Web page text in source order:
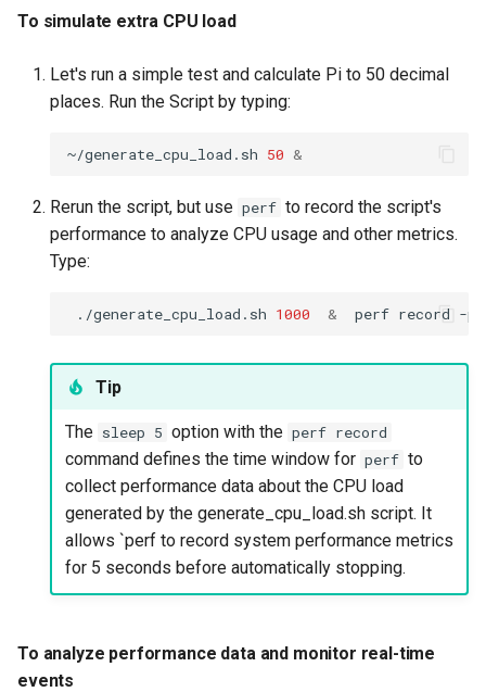
transient service
limit for a transient
To set CPU resource limit
for a transient service
To create a transient timer
To stop and clean up
transient systemd units
Exercise 10
schedtool
To install schedtool
process script
To simulate extra CPU load
Let's run a simple test and calculate Pi to 50 decimal
places. Run the Script by typing:
~/generate_cpu_load.sh 50 &
Rerun the script, but use perf to record the script's
performance to analyze CPU usage and other metrics.
Type:
./generate_cpu_load.sh 1000 & perf record -p
Tip
The sleep 5 option with the perf record
command defines the time window for perf to
collect performance data about the CPU load
generated by the generate_cpu_load.sh script. It
allows `perf to record system performance metrics
for 5 seconds before automatically stopping.
To analyze performance data and monitor real-time
events